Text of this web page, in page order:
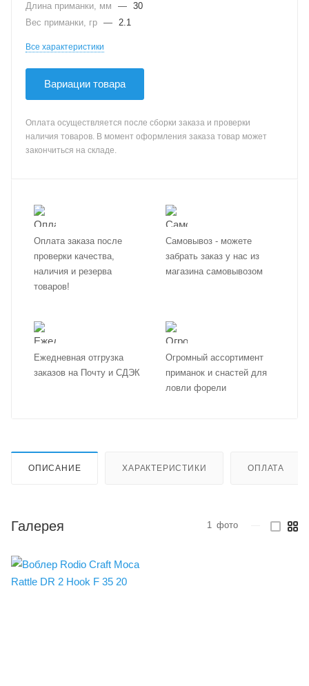
Длина приманки, мм
— 30
Вес приманки, гр — 2.1
Все характеристики
Вариации товара
Оплата осуществляется после сборки заказа и проверки
наличия товаров. В момент оформления заказа товар может
закончиться на складе.
Оплата заказа после
проверки качества,
наличия и резерва
товаров!
Самовывоз - можете
забрать заказ у нас из
магазина самовывозом
Ежедневная отгрузка
заказов на Почту и СДЭК
Огромный ассортимент
приманок и снастей для
ловли форели
ОПИСАНИЕ ХАРАКТЕРИСТИКИ ОПЛАТА
Галерея 1 фото